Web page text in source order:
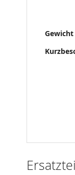
Mehr
Gewicht